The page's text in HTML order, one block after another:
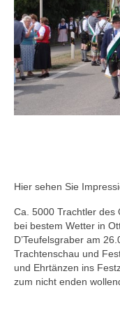
Hier sehen Sie
Ca. 5000 Trachtler des
bei bestem Wetter in
D’Teufelsgraber am
Trachtenschau und
und Ehrtänzen ins
zum nicht enden